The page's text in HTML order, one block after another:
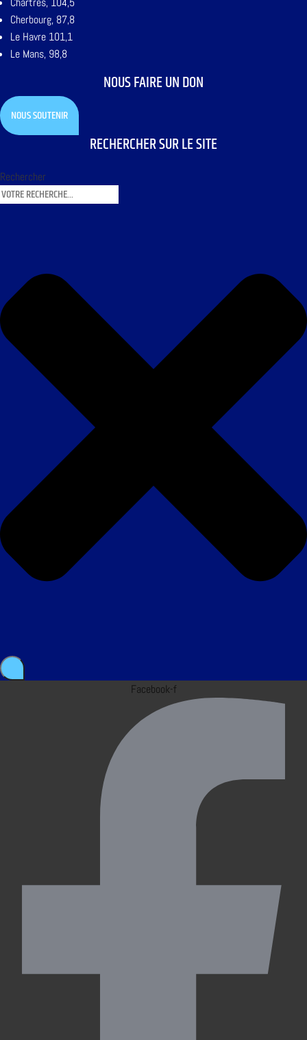
Cherbourg, 87,8
Le Havre 101,1
Le Mans, 98,8
NOUS FAIRE UN DON
NOUS SOUTENIR
RECHERCHER SUR LE SITE
Rechercher
Facebook-f